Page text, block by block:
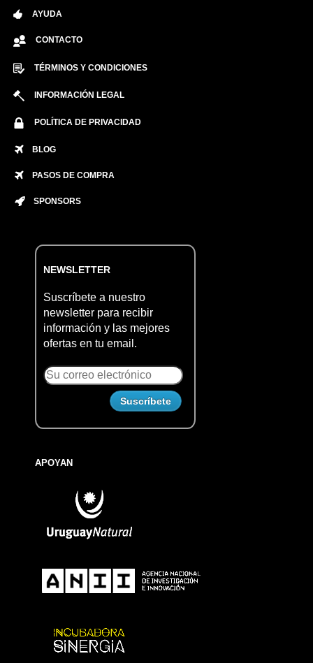
AYUDA
CONTACTO
TÉRMINOS Y CONDICIONES
INFORMACIÓN LEGAL
POLÍTICA DE PRIVACIDAD
BLOG
PASOS DE COMPRA
SPONSORS
NEWSLETTER
Suscríbete a nuestro
newsletter para recibir
información y las mejores
ofertas en tu email.
APOYAN